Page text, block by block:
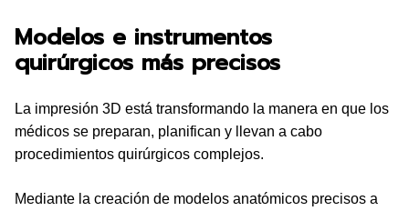
Modelos e instrumentos
quirúrgicos más precisos
La impresión 3D está transformando la manera en que los
médicos se preparan, planifican y llevan a cabo
procedimientos quirúrgicos complejos.
Mediante la creación de modelos anatómicos precisos a